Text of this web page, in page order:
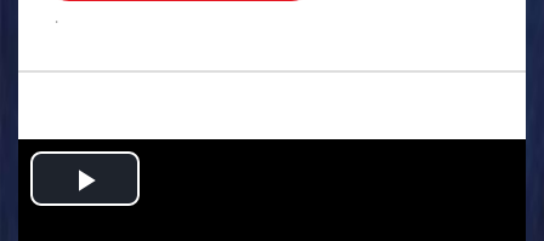
.
Play